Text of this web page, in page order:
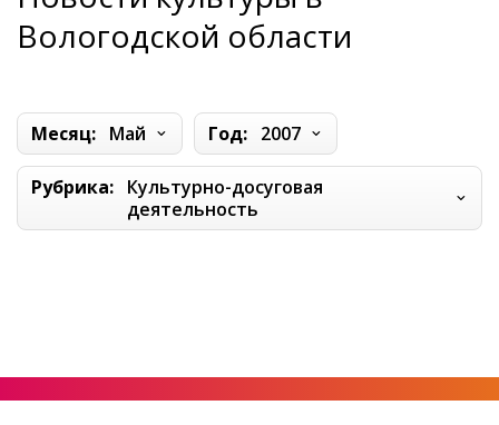
Вологодской области
Месяц: Май Год: 2007
Рубрика: Культурно-досуговая
деятельность